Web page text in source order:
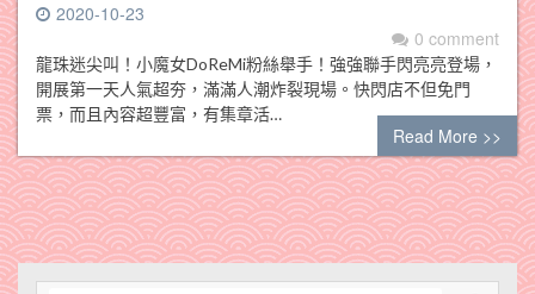
2020-10-23
0 comment
龍珠迷尖叫！小魔女DoReMi粉絲舉手！強強聯手閃亮亮登場，
開展第一天人氣超夯，滿滿人潮炸裂現場。快閃店不但免門
票，而且內容超豐富，有集章活…
Read More >>